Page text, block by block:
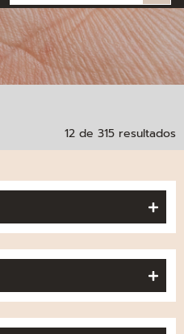
12 de 315 resultados